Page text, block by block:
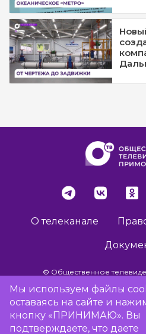
О телеканале
© Общественное
Разработка
Мы используем файлы
оставаясь на сайте и
кнопку «ПРИНИМАЮ». Вы
подтверждаете, что даете